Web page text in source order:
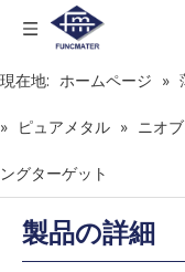
現在地: ホームページ »
» ピュアメタル » ニオ
ングターゲット
製品の詳細